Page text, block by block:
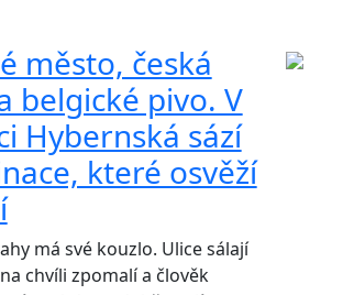
město, česká
belgické pivo. V
Hybernská sází
které osvěží
má své kouzlo. Ulice sálají
chvíli zpomalí a člověk